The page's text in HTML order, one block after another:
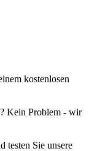
kostenlosen
Kein Problem - wir
testen Sie unsere